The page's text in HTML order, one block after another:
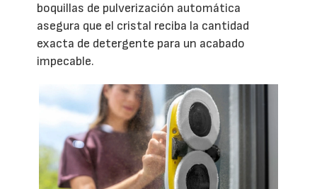
boquillas de pulverización automática
asegura que el cristal reciba la cantidad
exacta de detergente para un acabado
impecable.